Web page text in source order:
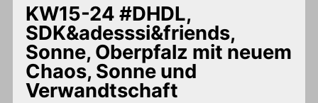
KW15-24 #DHDL,
SDK&adesssi&friends,
Sonne, Oberpfalz mit neuem
Chaos, Sonne und
Verwandtschaft